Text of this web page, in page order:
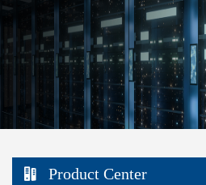
Product Center